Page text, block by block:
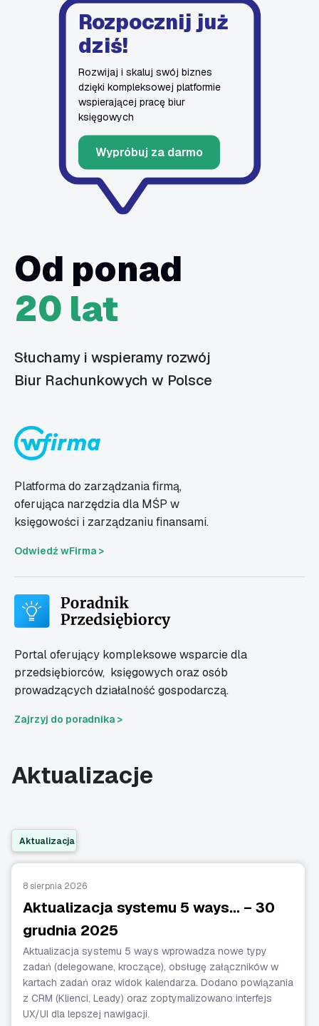
Rozpocznij już
dziś!
Rozwijaj i skaluj swój biznes
dzięki kompleksowej platformie
wspierającej pracę biur
księgowych
Wypróbuj za darmo
Od ponad
20 lat
Słuchamy i wspieramy rozwój
Biur Rachunkowych w Polsce
Platforma do zarządzania firmą,
oferująca narzędzia dla MŚP w
księgowości i zarządzaniu finansami.
Odwiedź wFirma >
Portal oferujący kompleksowe wsparcie dla
przedsiębiorców, księgowych oraz osób
prowadzących działalność gospodarczą.
Zajrzyj do poradnika >
Aktualizacje
Aktualizacja
8 sierpnia 2026
Aktualizacja systemu 5 ways… – 30
grudnia 2025
Aktualizacja systemu 5 ways wprowadza nowe typy
zadań (delegowane, kroczące), obsługę załączników w
kartach zadań oraz widok kalendarza. Dodano powiązania
z CRM (Klienci, Leady) oraz zoptymalizowano interfejs
UX/UI dla lepszej nawigacji.